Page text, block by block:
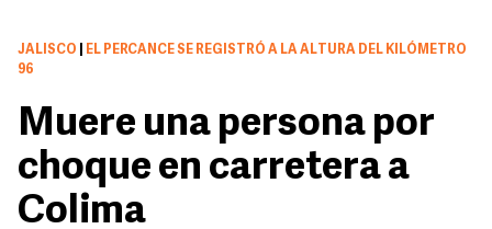
JALISCO
EL PERCANCE SE REGISTRÓ A LA ALTURA DEL KILÓMETRO
96
Muere una persona por
choque en carretera a
Colima